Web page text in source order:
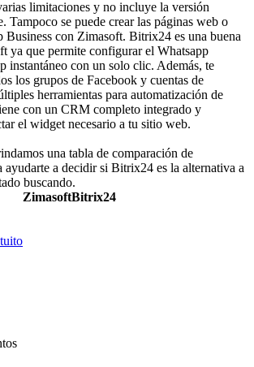
limitaciones y no incluye la versión
Tampoco se puede crear las páginas web o
Business con Zimasoft. Bitrix24 es una buena
ya que permite configurar el Whatsapp
instantáneo con un solo clic. Además, te
los grupos de Facebook y cuentas de
herramientas para automatización de
con un CRM completo integrado y
el widget necesario a tu sitio web.
una tabla de comparación de
ayudarte a decidir si Bitrix24 es la alternativa a
buscando.
ZimasoftBitrix24